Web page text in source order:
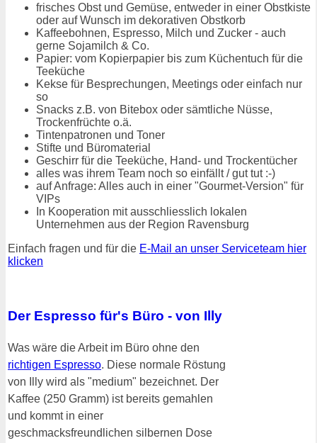
frisches Obst und Gemüse, entweder in einer Obstkiste
oder auf Wunsch im dekorativen Obstkorb
Kaffeebohnen, Espresso, Milch und Zucker - auch
gerne Sojamilch & Co.
Papier: vom Kopierpapier bis zum Küchentuch für die
Teeküche
Kekse für Besprechungen, Meetings oder einfach nur
so
Snacks z.B. von Bitebox oder sämtliche Nüsse,
Trockenfrüchte o.ä.
Tintenpatronen und Toner
Stifte und Büromaterial
Geschirr für die Teeküche, Hand- und Trockentücher
alles was ihrem Team noch so einfällt / gut tut :-)
auf Anfrage: Alles auch in einer "Gourmet-Version" für
VIPs
In Kooperation mit ausschliesslich lokalen
Unternehmen aus der Region Ravensburg
Einfach fragen und für die E-Mail an unser Serviceteam hier
klicken
Der Espresso für's Büro - von Illy
Was wäre die Arbeit im Büro ohne den
richtigen Espresso. Diese normale Röstung
von Illy wird als "medium" bezeichnet. Der
Kaffee (250 Gramm) ist bereits gemahlen
und kommt in einer
geschmacksfreundlichen silbernen Dose